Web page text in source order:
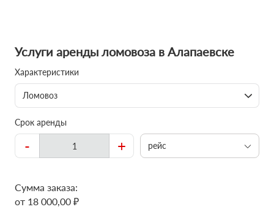
Услуги аренды ломовоза в Алапаевске
Характеристики
Ломовоз
Срок аренды
- + рейс
Сумма заказа:
от 18 000,00 ₽